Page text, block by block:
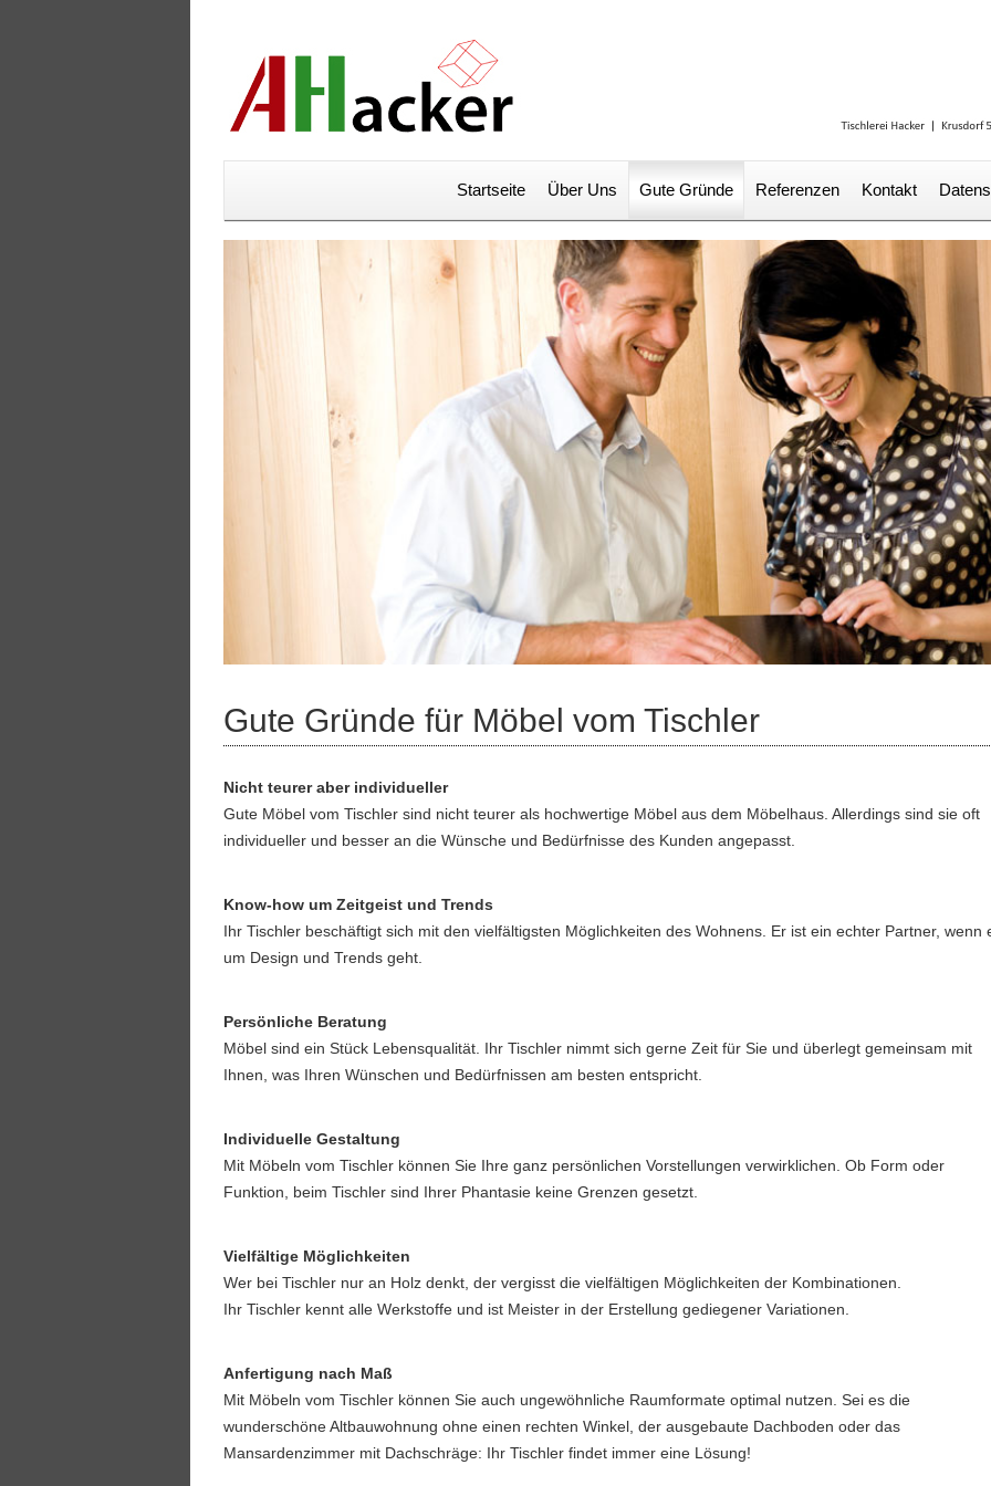
Startseite Über Uns Gute Gründe Referenzen Kontakt
Gute Gründe für Möbel vom Tischler
Nicht teurer aber individueller
Gute Möbel vom Tischler sind nicht teurer als hochwertige Möbel aus dem Möbelhaus. Allerdings sind sie oft
individueller und besser an die Wünsche und Bedürfnisse des Kunden angepasst.
Know-how um Zeitgeist und Trends
Ihr Tischler beschäftigt sich mit den vielfältigsten Möglichkeiten des Wohnens. Er ist ein echter Partner, wenn
um Design und Trends geht.
Persönliche Beratung
Möbel sind ein Stück Lebensqualität. Ihr Tischler nimmt sich gerne Zeit für Sie und überlegt gemeinsam mit
Ihnen, was Ihren Wünschen und Bedürfnissen am besten entspricht.
Individuelle Gestaltung
Mit Möbeln vom Tischler können Sie Ihre ganz persönlichen Vorstellungen verwirklichen. Ob Form oder
Funktion, beim Tischler sind Ihrer Phantasie keine Grenzen gesetzt.
Vielfältige Möglichkeiten
Wer bei Tischler nur an Holz denkt, der vergisst die vielfältigen Möglichkeiten der Kombinationen.
Ihr Tischler kennt alle Werkstoffe und ist Meister in der Erstellung gediegener Variationen.
Anfertigung nach Maß
Mit Möbeln vom Tischler können Sie auch ungewöhnliche Raumformate optimal nutzen. Sei es die
wunderschöne Altbauwohnung ohne einen rechten Winkel, der ausgebaute Dachboden oder das
Mansardenzimmer mit Dachschräge: Ihr Tischler findet immer eine Lösung!